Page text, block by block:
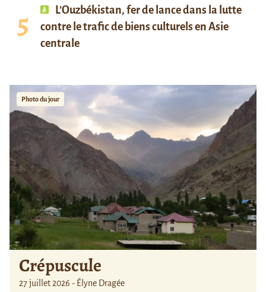
L’Ouzbékistan, fer de lance dans la lutte
contre le trafic de biens culturels en Asie
centrale
Photo du jour
Crépuscule
27 juillet 2026 - Élyne Dragée